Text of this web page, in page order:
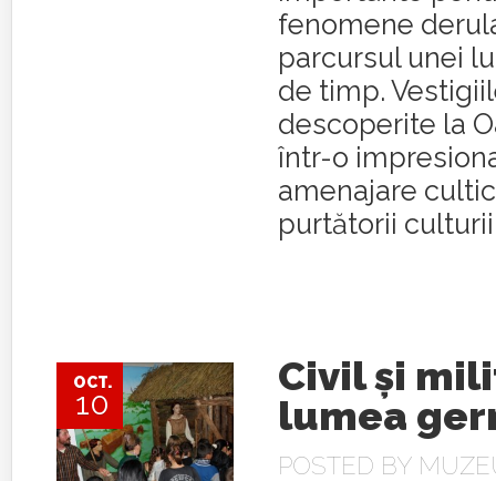
fenomene
parcursul unei
de timp.
descoperite la
într-o
amenajare
purtătorii
OCT.
10
Civil şi
lumea
POSTED BY